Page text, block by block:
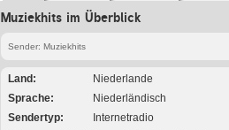
Muziekhits im Überblick
Sender: Muziekhits
Land
Niederlande
Sprache
Niederländisch
Sendertyp
Internetradio